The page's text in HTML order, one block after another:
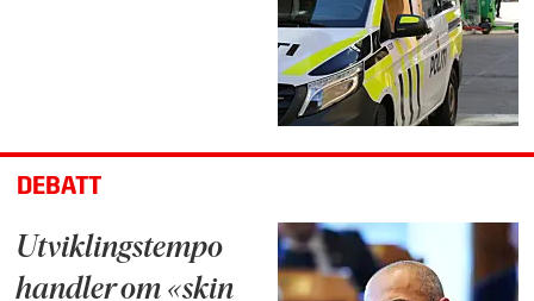
DEBATT
Utviklingstempo
handler om «skin